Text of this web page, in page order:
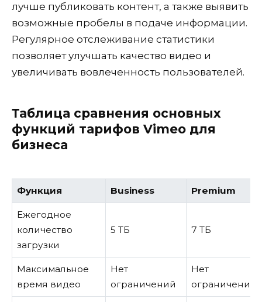
лучше публиковать контент, а также выявить
возможные пробелы в подаче информации.
Регулярное отслеживание статистики
позволяет улучшать качество видео и
увеличивать вовлеченность пользователей.
Таблица сравнения основных
функций тарифов Vimeo для
бизнеса
Функция Business Premium
Ежегодное
количество
загрузки
5 ТБ 7 ТБ
Максимальное
время видео
Нет
ограничений
Нет
ограничений